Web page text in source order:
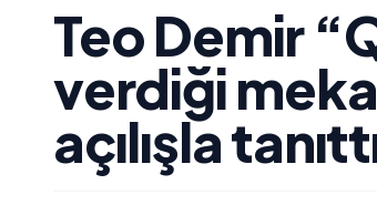
Teo Demir
verdiği
açılışla